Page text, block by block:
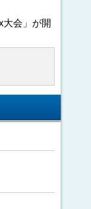
大会」が開